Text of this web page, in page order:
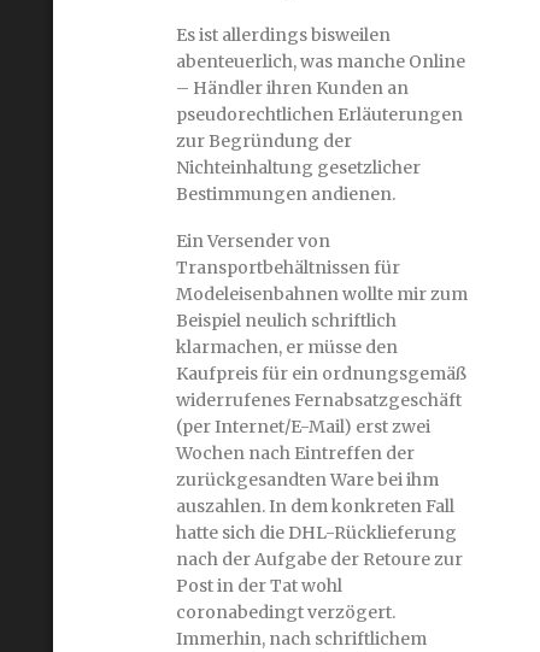
Es ist allerdings bisweilen
abenteuerlich, was manche Online
– Händler ihren Kunden an
pseudorechtlichen Erläuterungen
zur Begründung der
Nichteinhaltung gesetzlicher
Bestimmungen andienen.
Ein Versender von
Transportbehältnissen für
Modeleisenbahnen wollte mir zum
Beispiel neulich schriftlich
klarmachen, er müsse den
Kaufpreis für ein ordnungsgemäß
widerrufenes Fernabsatzgeschäft
(per Internet/E-Mail) erst zwei
Wochen nach Eintreffen der
zurückgesandten Ware bei ihm
auszahlen. In dem konkreten Fall
hatte sich die DHL-Rücklieferung
nach der Aufgabe der Retoure zur
Post in der Tat wohl
coronabedingt verzögert.
Immerhin, nach schriftlichem